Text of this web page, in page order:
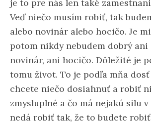
je to pre nás len také
Veď niečo musím robiť, tak
alebo novinár alebo hocičo. Je
potom nikdy nebudem dobrý ani
novinár, ani hocičo. Dôležité je
tomu život. To je podľa mňa dosť
chcete niečo dosiahnuť a robiť
zmysluplné a čo má nejakú silu v
nedá robiť tak, že to budete